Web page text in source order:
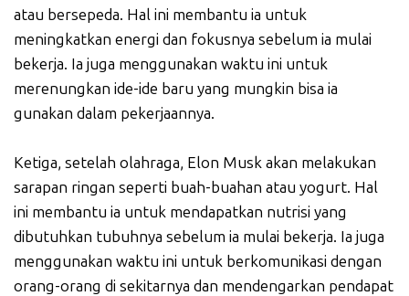
atau bersepeda. Hal ini membantu ia untuk
meningkatkan energi dan fokusnya sebelum ia mulai
bekerja. Ia juga menggunakan waktu ini untuk
merenungkan ide-ide baru yang mungkin bisa ia
gunakan dalam pekerjaannya.
Ketiga, setelah olahraga, Elon Musk akan melakukan
sarapan ringan seperti buah-buahan atau yogurt. Hal
ini membantu ia untuk mendapatkan nutrisi yang
dibutuhkan tubuhnya sebelum ia mulai bekerja. Ia juga
menggunakan waktu ini untuk berkomunikasi dengan
orang-orang di sekitarnya dan mendengarkan pendapat